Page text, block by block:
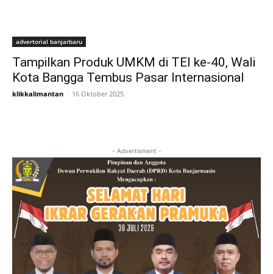
advertorial banjarbaru
Tampilkan Produk UMKM di TEI ke-40, Wali
Kota Bangga Tembus Pasar Internasional
klikkalimantan - 16 Oktober 2025
- Advertisment -